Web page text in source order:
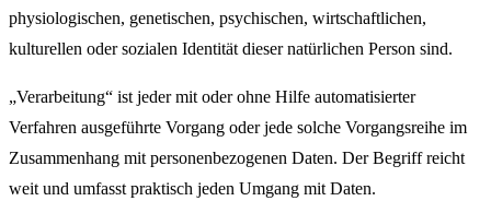
physiologischen, genetischen, psychischen, wirtschaftlichen,
kulturellen oder sozialen Identität dieser natürlichen Person sind.
„Verarbeitung“ ist jeder mit oder ohne Hilfe automatisierter
Verfahren ausgeführte Vorgang oder jede solche Vorgangsreihe im
Zusammenhang mit personenbezogenen Daten. Der Begriff reicht
weit und umfasst praktisch jeden Umgang mit Daten.